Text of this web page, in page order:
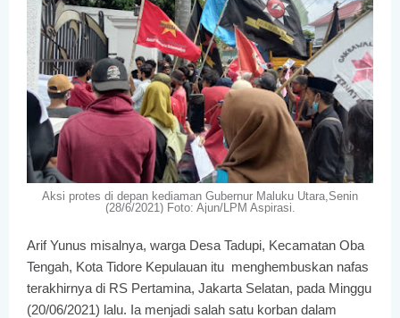
Aksi protes di depan kediaman Gubernur Maluku Utara,Senin
(28/6/2021) Foto: Ajun/LPM Aspirasi.
Arif Yunus misalnya, warga Desa Tadupi, Kecamatan Oba
Tengah, Kota Tidore Kepulauan itu menghembuskan nafas
terakhirnya di RS Pertamina, Jakarta Selatan, pada Minggu
(20/06/2021) lalu. Ia menjadi salah satu korban dalam